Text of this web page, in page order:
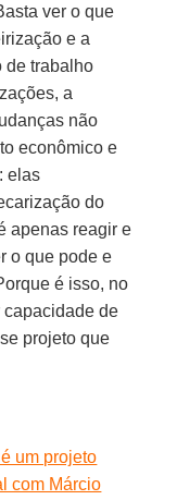
ver o que
e a
de trabalho
a
não
econômico e
elas
do
apenas reagir e
o que pode e
é isso, no
capacidade de
projeto que
um projeto
com Márcio